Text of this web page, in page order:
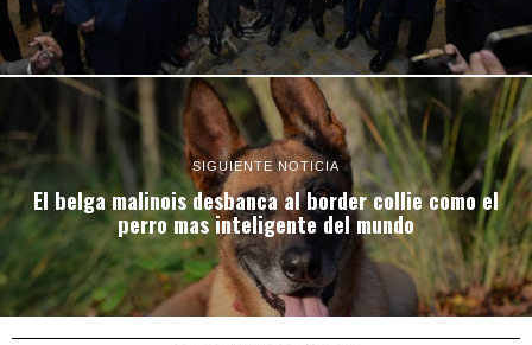
SIGUIENTE NOTICIA
El belga malinois desbanca al border collie como el
perro mas inteligente del mundo